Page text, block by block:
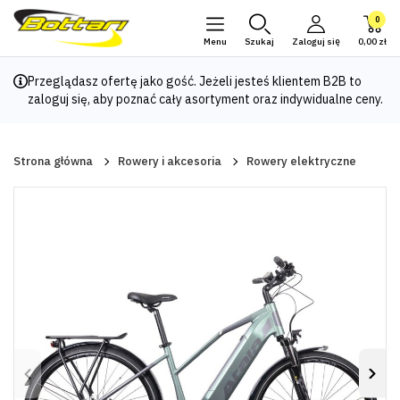
Menu Szukaj Zaloguj się
0
0,00 zł
Przeglądasz ofertę jako gość. Jeżeli jesteś klientem B2B to
zaloguj się, aby poznać cały asortyment oraz indywidualne ceny.
Strona główna Rowery i akcesoria Rowery elektryczne
Poprzedni